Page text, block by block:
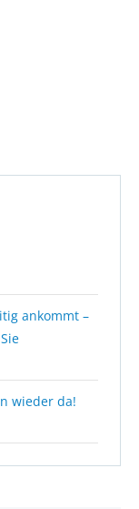
ankommt –
wieder da!